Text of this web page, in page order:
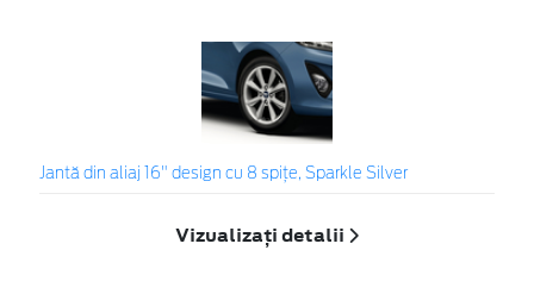
Jantă din aliaj 16" design cu 8 spițe, Sparkle Silver
Vizualizați detalii